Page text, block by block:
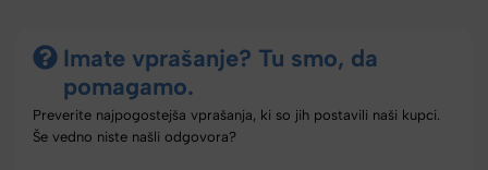
Imate vprašanje? Tu smo, da
pomagamo.
Preverite najpogostejša vprašanja, ki so jih postavili naši kupci.
Še vedno niste našli odgovora?